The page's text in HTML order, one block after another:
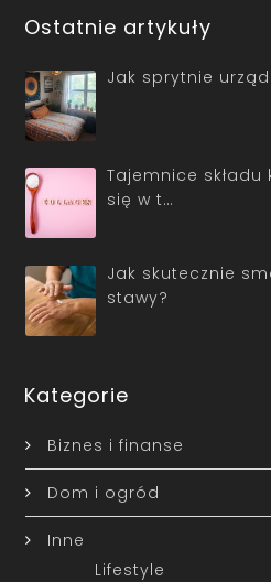
Ostatnie artykuły
Jak sprytnie
Tajemnice
się w t…
Jak skutecznie
stawy?
Kategorie
Biznes i finanse
Dom i ogród
Inne
Lifestyle